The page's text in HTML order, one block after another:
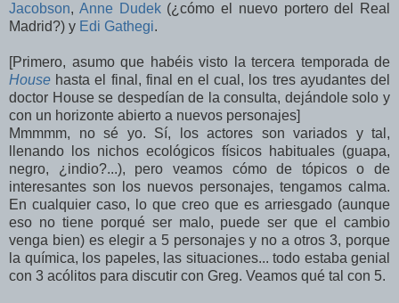
Jacobson, Anne Dudek(¿cómo el nuevo portero del Real
Madrid?) y Edi Gathegi.
[Primero, asumo que habéis visto la tercera temporada de
House hasta el final, final en el cual, los tres ayudantes del
doctor House se despedían de la consulta, dejándole solo y
con un horizonte abierto a nuevos personajes]
Mmmmm, no sé yo. Sí, los actores son variados y tal,
llenando los nichos ecológicos físicos habituales (guapa,
negro, ¿indio?...), pero veamos cómo de tópicos o de
interesantes son los nuevos personajes, tengamos calma.
En cualquier caso, lo que creo que es arriesgado (aunque
eso no tiene porqué ser malo, puede ser que el cambio
venga bien) es elegir a 5 personajes y no a otros 3, porque
la química, los papeles, las situaciones... todo estaba genial
con 3 acólitos para discutir con Greg. Veamos qué tal con 5.